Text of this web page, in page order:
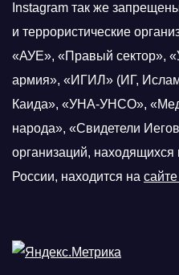
Instagram так же
и террористические
«АУЕ», «Правый сектор»,
армия», «ИГИЛ» (ИГ,
Каида», «УНА-УНСО»,
народа», «Свидетели
организаций,
России, находится на